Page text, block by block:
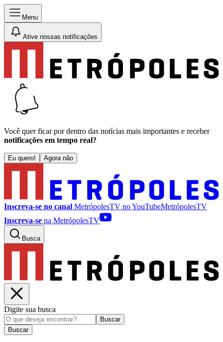
Menu
Ative nossas notificações
Você quer ficar por dentro das notícias mais importantes e receber
notificações em tempo real?
Eu quero! Agora não
Inscreva-se no canal MetrópolesTV noYouTubeMetrópolesTV
Inscreva-se na MetrópolesTV
Busca
Digite sua busca
Buscar
Buscar